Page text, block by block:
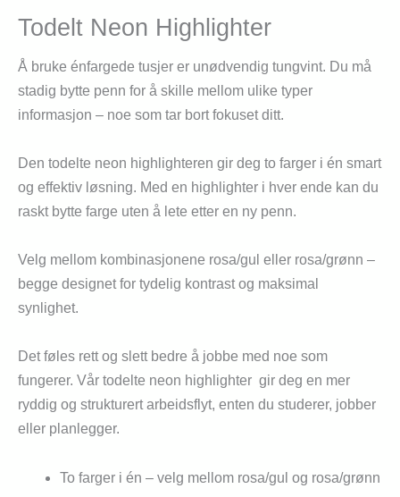
Todelt Neon Highlighter
Å bruke énfargede tusjer er unødvendig tungvint. Du må
stadig bytte penn for å skille mellom ulike typer
informasjon – noe som tar bort fokuset ditt.
Den todelte neon highlighteren gir deg to farger i én smart
og effektiv løsning. Med en highlighter i hver ende kan du
raskt bytte farge uten å lete etter en ny penn.
Velg mellom kombinasjonene rosa/gul eller rosa/grønn –
begge designet for tydelig kontrast og maksimal
synlighet.
Det føles rett og slett bedre å jobbe med noe som
fungerer. Vår todelte neon highlighter gir deg en mer
ryddig og strukturert arbeidsflyt, enten du studerer, jobber
eller planlegger.
To farger i én – velg mellom rosa/gul og rosa/grønn